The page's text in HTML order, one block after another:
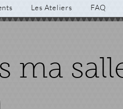
Les Ateliers FAQ
ma